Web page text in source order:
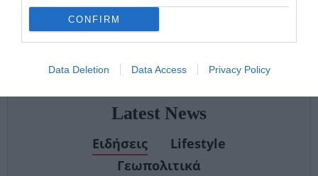
CONFIRM
Data Deletion Data Access Privacy Policy
είναι ήδη εδώ
αναμονές των
χειρουργείων»
Latest News
Ειδήσεις
Lifestyle
Γεωπολιτικά